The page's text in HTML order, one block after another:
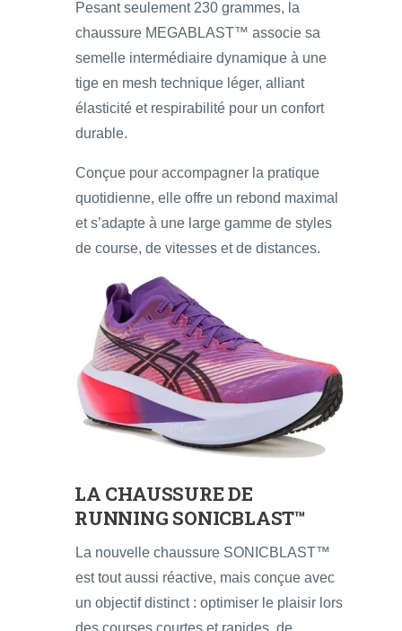
Pesant seulement 230 grammes, la
chaussure MEGABLAST™ associe sa
semelle intermédiaire dynamique à une
tige en mesh technique léger, alliant
élasticité et respirabilité pour un confort
durable.
Conçue pour accompagner la pratique
quotidienne, elle offre un rebond maximal
et s’adapte à une large gamme de styles
de course, de vitesses et de distances.
LA CHAUSSURE DE
RUNNING SONICBLAST™
La nouvelle chaussure SONICBLAST™
est tout aussi réactive, mais conçue avec
un objectif distinct : optimiser le plaisir lors
des courses courtes et rapides, de